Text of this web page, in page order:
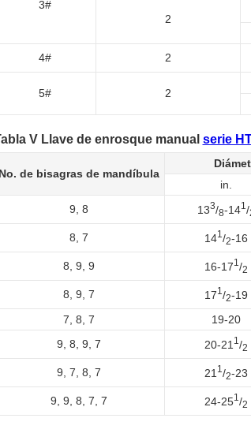
3#
2
4#
2
5#
2
V Llave de enrosque manual serie
de bisagras de mandíbula
in.
9, 8
133/8-141 /
8, 7 141 /2-16
8, 9, 9 16-171 /2
8, 9, 7 171 /2-19
7, 8, 7
19-20
9, 8, 9, 7
20-21 1 /2
9, 7, 8, 7 21 1 /2-23
9, 9, 8, 7, 7 24-251 /2